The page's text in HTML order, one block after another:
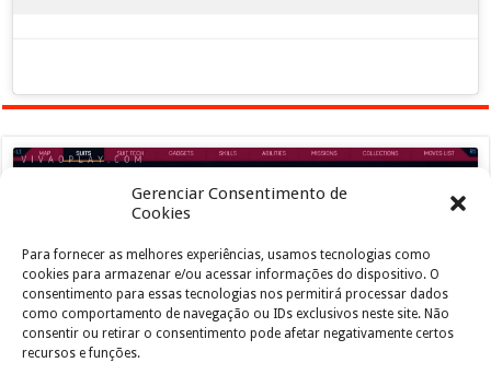
Gerenciar Consentimento de
Cookies
Para fornecer as melhores experiências, usamos tecnologias como
cookies para armazenar e/ou acessar informações do dispositivo. O
consentimento para essas tecnologias nos permitirá processar dados
como comportamento de navegação ou IDs exclusivos neste site. Não
consentir ou retirar o consentimento pode afetar negativamente certos
recursos e funções.
Clique para aceitar os cookies marketing e
ativar este conteúdo